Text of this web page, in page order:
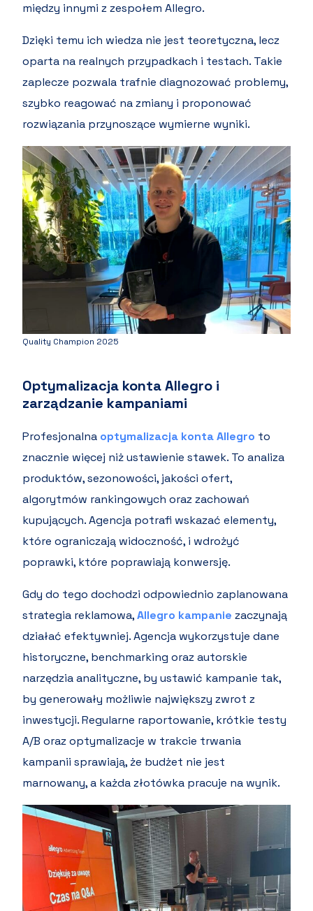
między innymi z zespołem Allegro.
Dzięki temu ich wiedza nie jest teoretyczna, lecz
oparta na realnych przypadkach i testach. Takie
zaplecze pozwala trafnie diagnozować problemy,
szybko reagować na zmiany i proponować
rozwiązania przynoszące wymierne wyniki.
Quality Champion 2025
Optymalizacja konta Allegro i
zarządzanie kampaniami
Profesjonalna optymalizacja konta Allegro to
znacznie więcej niż ustawienie stawek. To analiza
produktów, sezonowości, jakości ofert,
algorytmów rankingowych oraz zachowań
kupujących. Agencja potrafi wskazać elementy,
które ograniczają widoczność, i wdrożyć
poprawki, które poprawiają konwersję.
Gdy do tego dochodzi odpowiednio zaplanowana
strategia reklamowa,Allegro kampanie zaczynają
działać efektywniej. Agencja wykorzystuje dane
historyczne, benchmarking oraz autorskie
narzędzia analityczne, by ustawić kampanie tak,
by generowały możliwie największy zwrot z
inwestycji. Regularne raportowanie, krótkie testy
A/B oraz optymalizacje w trakcie trwania
kampanii sprawiają, że budżet nie jest
marnowany, a każda złotówka pracuje na wynik.